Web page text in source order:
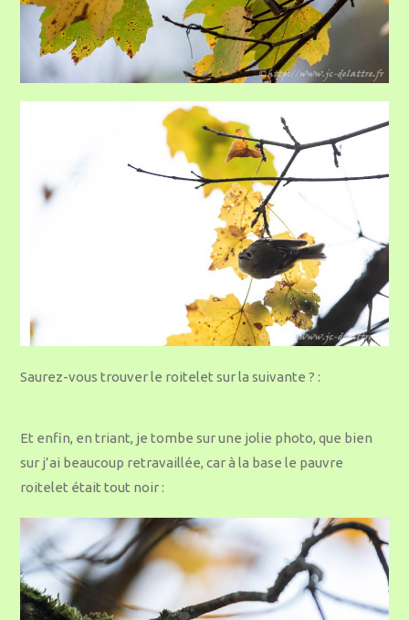
Saurez-vous trouver le roitelet sur la suivante ? :
Et enfin, en triant, je tombe sur une jolie photo, que bien
sur j’ai beaucoup retravaillée, car à la base le pauvre
roitelet était tout noir :